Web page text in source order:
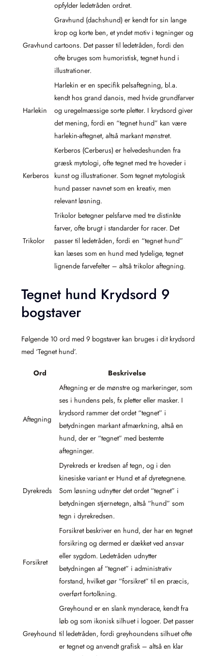
opfylder ledetråden ordret.
Gravhund
Gravhund (dachshund) er kendt for sin lange
krop og korte ben, et yndet motiv i tegninger og
cartoons. Det passer til ledetråden, fordi den
ofte bruges som humoristisk, tegnet hund i
illustrationer.
Harlekin
Harlekin er en specifik pelsaftegning, bl.a.
kendt hos grand danois, med hvide grundfarver
og uregelmæssige sorte pletter. I krydsord giver
det mening, fordi en “tegnet hund” kan være
harlekin-aftegnet, altså markant mønstret.
Kerberos
Kerberos (Cerberus) er helvedeshunden fra
græsk mytologi, ofte tegnet med tre hoveder i
kunst og illustrationer. Som tegnet mytologisk
hund passer navnet som en kreativ, men
relevant løsning.
Trikolor
Trikolor betegner pelsfarve med tre distinkte
farver, ofte brugt i standarder for racer. Det
passer til ledetråden, fordi en “tegnet hund”
kan læses som en hund med tydelige, tegnet
lignende farvefelter – altså trikolor aftegning.
Tegnet hund Krydsord 9
bogstaver
Følgende 10 ord med 9 bogstaver kan bruges i dit krydsord
med ‘Tegnet hund’.
Ord Beskrivelse
Aftegning
Aftegning er de mønstre og markeringer, som
ses i hundens pels, fx pletter eller masker. I
krydsord rammer det ordet “tegnet” i
betydningen markant afmærkning, altså en
hund, der er “tegnet” med bestemte
aftegninger.
Dyrekreds
Dyrekreds er kredsen af tegn, og i den
kinesiske variant er Hund et af dyretegnene.
Som løsning udnytter det ordet “tegnet” i
betydningen stjernetegn, altså “hund” som
tegn i dyrekredsen.
Forsikret
Forsikret beskriver en hund, der har en tegnet
forsikring og dermed er dækket ved ansvar
eller sygdom. Ledetråden udnytter
betydningen af “tegnet” i administrativ
forstand, hvilket gør “forsikret” til en præcis,
overført fortolkning.
Greyhound
Greyhound er en slank mynderace, kendt fra
løb og som ikonisk silhuet i logoer. Det passer
til ledetråden, fordi greyhoundens silhuet ofte
er tegnet og anvendt grafisk – altså en klar